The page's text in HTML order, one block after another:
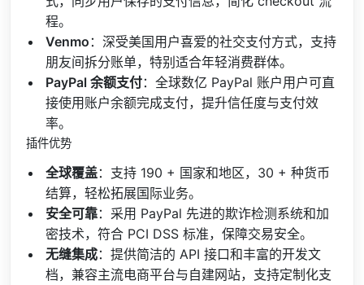
程。
Venmo ：深受美国用户喜爱的社交支付方式，支持
朋友间拆分账单，特别适合年轻消费群体。
PayPal 余额支付：全球数亿 PayPal 账户用户可直
接使用账户余额完成支付，提升信任度与支付效
率。
插件优势
全球覆盖：支持 190 + 国家和地区，30 + 种货币
结算，轻松拓展国际业务。
安全可靠：采用 PayPal 先进的欺诈检测系统和加
密技术，符合 PCI DSS 标准，保障交易安全。
无缝集成：提供简洁的 API 接口和丰富的开发文
档，兼容主流电商平台与自建网站，支持定制化支